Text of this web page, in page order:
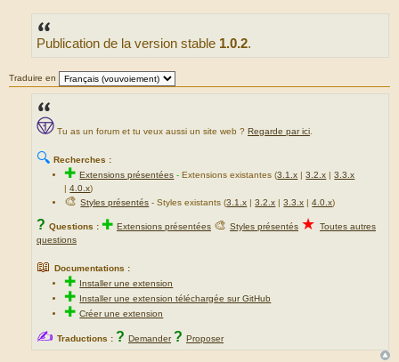
Publication de la version stable 1.0.2.
Traduire en
Tu as un forum et tu veux aussi un site web ? Regarde par ici
🔍 Recherches :
✚Extensions présentées -Extensions existantes (3.1.x |3.2.x |3.3.x
|4.0.x)
🎨Styles présentés - Styles existants (3.1.x |3.2.x |3.3.x |4.0.x)
? Questions : ✚ Extensions présentées 🎨 Styles présentés ★ Toutes autres
questions
📖 Documentations :
✚ Installer une extension
✚ Installer une extension téléchargée sur GitHub
✚Créer une extension
✍ Traductions : ? Demander ? Proposer